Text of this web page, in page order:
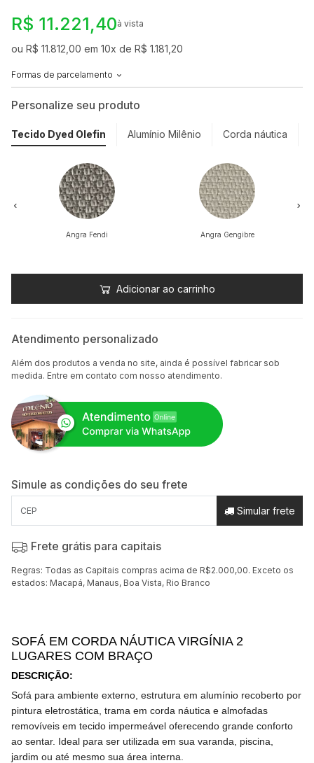
R$ 11.221,40à vista
ou R$ 11.812,00 em 10x de R$ 1.181,20
Formas de parcelamento
Personalize seu produto
Tecido Dyed Olefin Alumínio Milênio Corda náutica
Angra Fendi Angra Gengibre
Adicionar ao carrinho
Atendimento personalizado
Além dos produtos a venda no site, ainda é possível fabricar sob
medida. Entre em contato com nosso atendimento.
Simule as condições do seu frete
Simular frete
Frete grátis para capitais
Regras: Todas as Capitais compras acima de R$2.000,00. Exceto os
estados: Macapá, Manaus, Boa Vista, Rio Branco
SOFÁ EM CORDA NÁUTICA VIRGÍNIA 2
LUGARES COM BRAÇO
DESCRIÇÃO:
Sofá para ambiente externo, estrutura em alumínio recoberto por
pintura eletrostática, trama em corda náutica e almofadas
removíveis em tecido impermeável oferecendo grande conforto
ao sentar. Ideal para ser utilizada em sua varanda, piscina,
jardim ou até mesmo sua área interna.